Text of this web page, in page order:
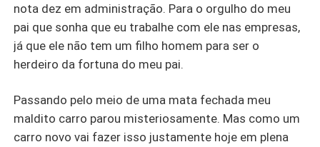
nota dez em administração. Para o orgulho do meu
pai que sonha que eu trabalhe com ele nas empresas,
já que ele não tem um filho homem para ser o
herdeiro da fortuna do meu pai.
Passando pelo meio de uma mata fechada meu
maldito carro parou misteriosamente. Mas como um
carro novo vai fazer isso justamente hoje em plena